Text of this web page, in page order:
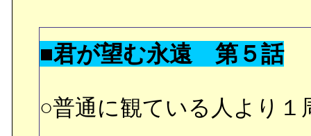
○やっぱり血の繋がらな
と、最終的に結ばれるの
生２のアニメ版も最終巻
ので。^^;;;;
■君が望む永遠 第５話
○普通に観ている人より